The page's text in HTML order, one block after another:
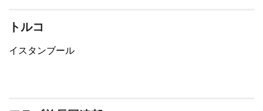
トルコ
イスタンブール